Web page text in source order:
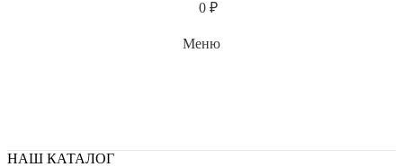
0 ₽
Меню
НАШ КАТАЛОГ